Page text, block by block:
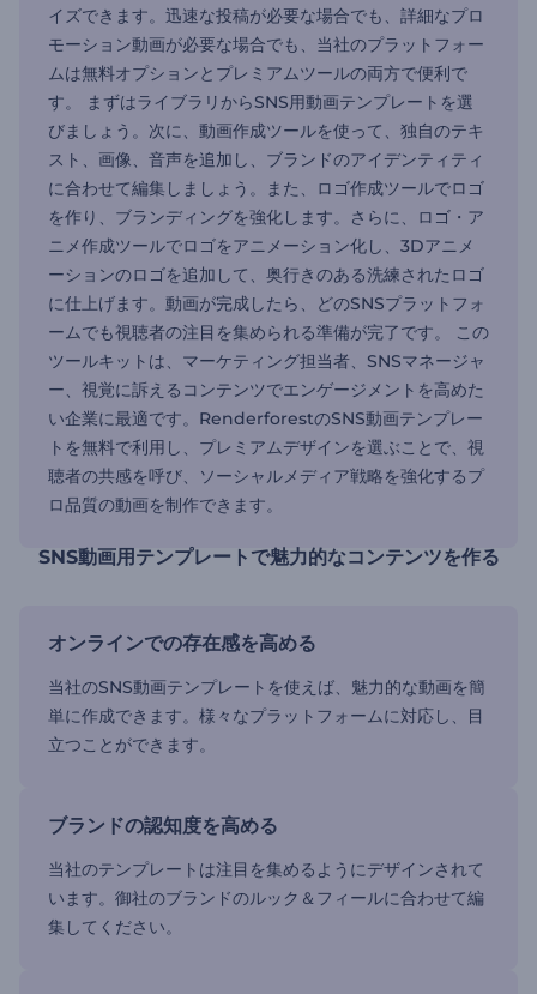
イズできます。迅速な投稿が必要な場合でも、詳細なプロ
モーション動画が必要な場合でも、当社のプラットフォー
ムは無料オプションとプレミアムツールの両方で便利で
す。 まずはライブラリからSNS用動画テンプレートを選
びましょう。次に、動画作成ツールを使って、独自のテキ
スト、画像、音声を追加し、ブランドのアイデンティティ
に合わせて編集しましょう。また、ロゴ作成ツールでロゴ
を作り、ブランディングを強化します。さらに、ロゴ・ア
ニメ作成ツールでロゴをアニメーション化し、3Dアニメ
ーションのロゴを追加して、奥行きのある洗練されたロゴ
に仕上げます。動画が完成したら、どのSNSプラットフォ
ームでも視聴者の注目を集められる準備が完了です。 この
ツールキットは、マーケティング担当者、SNSマネージャ
ー、視覚に訴えるコンテンツでエンゲージメントを高めた
い企業に最適です。RenderforestのSNS動画テンプレー
トを無料で利用し、プレミアムデザインを選ぶことで、視
聴者の共感を呼び、ソーシャルメディア戦略を強化するプ
ロ品質の動画を制作できます。
SNS動画用テンプレートで魅力的なコンテンツを作る
オンラインでの存在感を高める
当社のSNS動画テンプレートを使えば、魅力的な動画を簡
単に作成できます。様々なプラットフォームに対応し、目
立つことができます。
ブランドの認知度を高める
当社のテンプレートは注目を集めるようにデザインされて
います。御社のブランドのルック＆フィールに合わせて編
集してください。